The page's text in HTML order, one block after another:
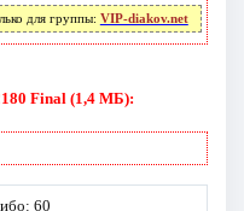
для группы: VIP-diakov.net
Final (1,4 МБ):
60